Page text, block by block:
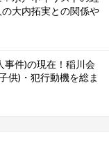
大内拓実との関係や
事件)の現在！稲川会
供)・犯行動機を総ま